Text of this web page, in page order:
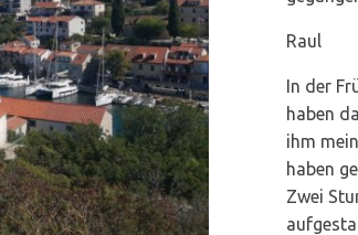
Raul
In der
haben
ihm
haben
Zwei